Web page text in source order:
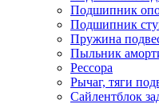
Подшипник
Подшипник
Пружина
Пыльник
Рессора
Рычаг, тяги
Сайлентблок